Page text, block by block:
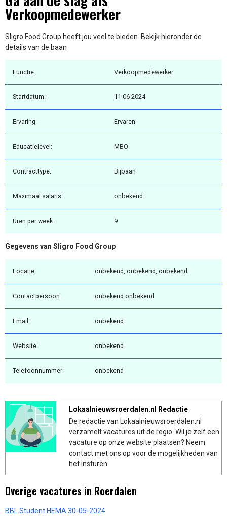
Verkoopmedewerker
Sligro Food Group heeft jou veel te bieden. Bekijk hieronder de
details van de baan
Functie: Verkoopmedewerker
Startdatum: 11-06-2024
Ervaring: Ervaren
Educatielevel: MBO
Contracttype: Bijbaan
Maximaal salaris: onbekend
Uren per week: 9
Gegevens van Sligro Food Group
Locatie: onbekend, onbekend, onbekend
Contactpersoon: onbekend onbekend
Email: onbekend
Website: onbekend
Telefoonnummer: onbekend
Lokaalnieuwsroerdalen.nl Redactie
De redactie van Lokaalnieuwsroerdalen.nl
verzamelt vacatures uit de regio. Wil je zelf een
vacature op onze website plaatsen? Neem
contact met ons op voor de mogelijkheden van
het insturen.
Overige vacatures in Roerdalen
BBL Student HEMA 30-05-2024